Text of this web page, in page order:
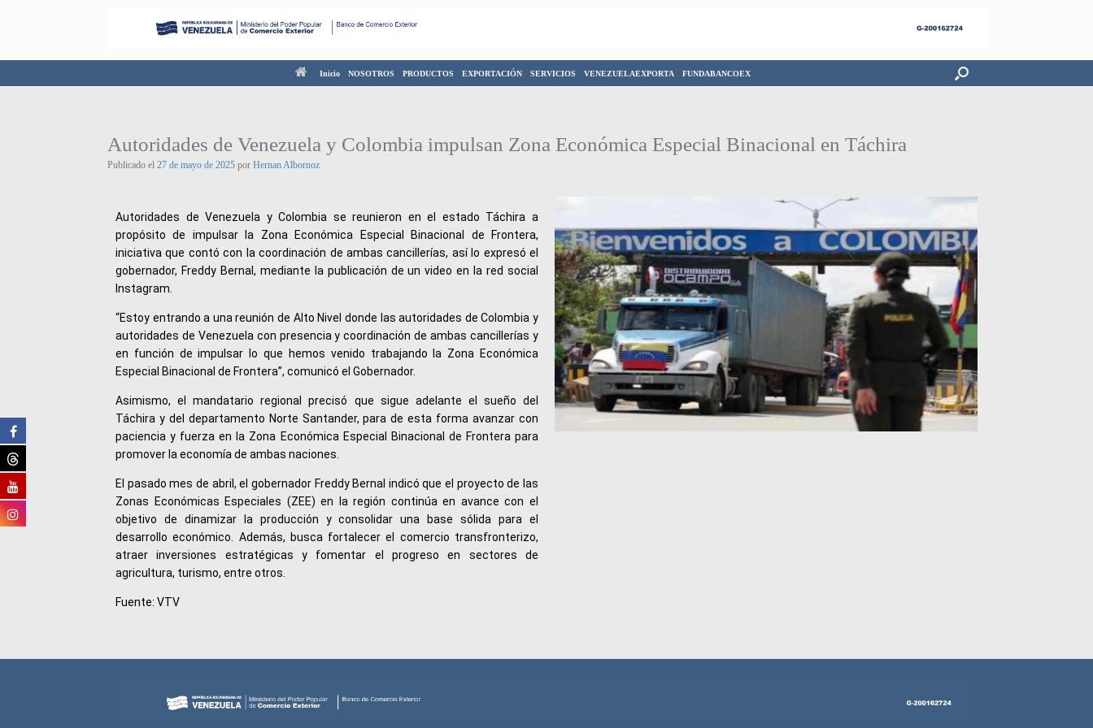
Inicio NOSOTROS PRODUCTOS EXPORTACIÓN SERVICIOS VENEZUELAEXPORTA FUNDABANCOEX
Autoridades de Venezuela y Colombia impulsan Zona Económica Especial Binacional en Táchira
Publicado el 27 de mayo de 2025 por Hernan Albornoz
Autoridades de Venezuela y Colombia se reunieron en el estado Táchira a
propósito de impulsar la Zona Económica Especial Binacional de Frontera,
iniciativa que contó con la coordinación de ambas cancillerías, así lo expresó el
gobernador, Freddy Bernal, mediante la publicación de un video en la red social
Instagram.
“Estoy entrando a una reunión de Alto Nivel donde las autoridades de Colombia y
autoridades de Venezuela con presencia y coordinación de ambas cancillerías y
en función de impulsar lo que hemos venido trabajando la Zona Económica
Especial Binacional de Frontera”, comunicó el Gobernador.
Asimismo, el mandatario regional precisó que sigue adelante el sueño del
Táchira y del departamento Norte Santander, para de esta forma avanzar con
paciencia y fuerza en la Zona Económica Especial Binacional de Frontera para
promover la economía de ambas naciones.
El pasado mes de abril, el gobernador Freddy Bernal indicó que el proyecto de las
Zonas Económicas Especiales (ZEE) en la región continúa en avance con el
objetivo de dinamizar la producción y consolidar una base sólida para el
desarrollo económico. Además, busca fortalecer el comercio transfronterizo,
atraer inversiones estratégicas y fomentar el progreso en sectores de
agricultura, turismo, entre otros.
Fuente: VTV